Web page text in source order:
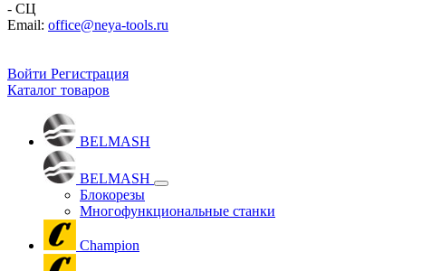
- СЦ
Email: office@neya-tools.ru
Войти Регистрация
Каталог товаров
BELMASH
BELMASH
Блокорезы
Многофункциональные станки
Champion